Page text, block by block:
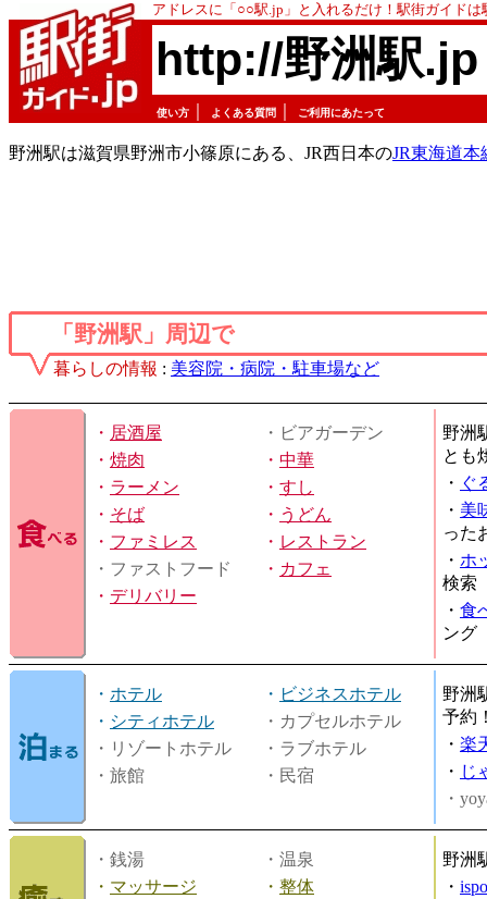
アドレスに「○○駅.jp」と入れるだけ！駅街ガイド
http://野洲駅.jp
使い方 よくある質問 ご利用にあたって
野洲駅は滋賀県野洲市小篠原にある、JR西日本のJR東海道本
「野洲駅」周辺で
暮らしの情報 : 美容院・病院・駐車場など
・ 居酒屋
・ビアガーデン
・ 焼肉 ・ 中華
・ ラーメン ・ すし
・ そば ・ うどん
・ ファミレス ・ レストラン
・ファストフード
・ カフェ
・ デリバリー
野洲
とも
・ ぐ
・ 美
った
・ ホ
検索
・ 食
ング
・ ホテル ・ ビジネスホテル
・ シティホテル
・カプセルホテル
・リゾートホテル
・ラブホテル
・旅館
・民宿
野洲
予約
・ 楽
・ じ
・
・銭湯
・温泉
・ マッサージ ・ 整体
野洲
・